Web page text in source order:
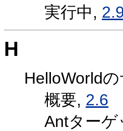
実行中,
H
HelloWorld
概要, 2.6
Antターゲ